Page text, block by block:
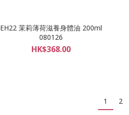
EH22 茉莉薄荷滋養身體油 200ml
080126
HK$368.00
1 2